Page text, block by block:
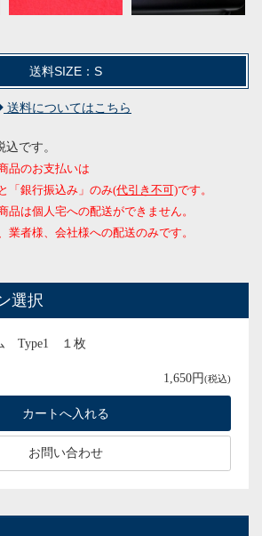
送料SIZE：S
送料についてはこちら
です。
品のお支払いは
「銀行振込み」のみ(代引き不可)です。
は個人宅への配送ができません。
者様、会社様への配送のみです。
選択
Type1 １枚
1,650円(税込)
お問い合わせ